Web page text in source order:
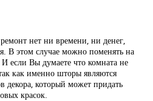
ремонт нет ни времени, ни денег,
В этом случае можно поменять на
если Вы думаете что комната не
как именно шторы являются
декора, который может придать
красок.